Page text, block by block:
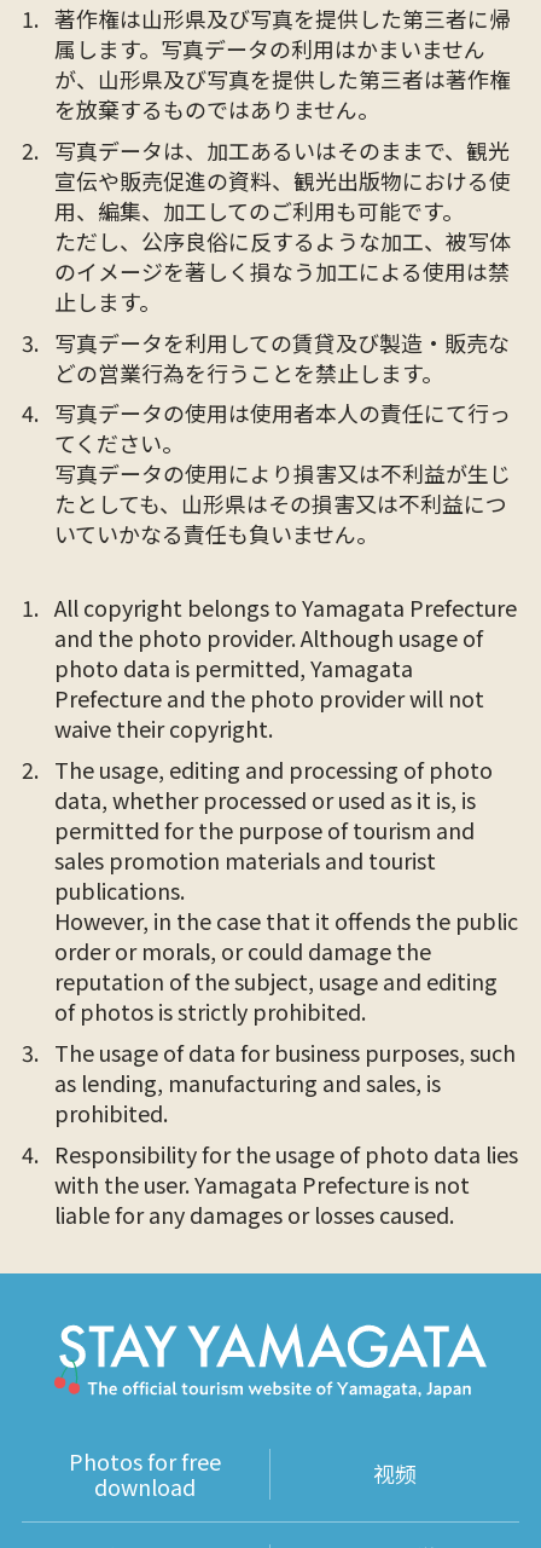
著作権は山形県及び写真を提供した第三者に帰
属します。写真データの利用はかまいません
が、山形県及び写真を提供した第三者は著作権
を放棄するものではありません。
写真データは、加工あるいはそのままで、観光
宣伝や販売促進の資料、観光出版物における使
用、編集、加工してのご利用も可能です。
ただし、公序良俗に反するような加工、被写体
のイメージを著しく損なう加工による使用は禁
止します。
写真データを利用しての賃貸及び製造・販売な
どの営業行為を行うことを禁止します。
写真データの使用は使用者本人の責任にて行っ
てください。
写真データの使用により損害又は不利益が生じ
たとしても、山形県はその損害又は不利益につ
いていかなる責任も負いません。
All copyright belongs to Yamagata Prefecture
and the photo provider. Although usage of
photo data is permitted, Yamagata
Prefecture and the photo provider will not
waive their copyright.
The usage, editing and processing of photo
data, whether processed or used as it is, is
permitted for the purpose of tourism and
sales promotion materials and tourist
publications.
However, in the case that it offends the public
order or morals, or could damage the
reputation of the subject, usage and editing
of photos is strictly prohibited.
The usage of data for business purposes, such
as lending, manufacturing and sales, is
prohibited.
Responsibility for the usage of photo data lies
with the user. Yamagata Prefecture is not
liable for any damages or losses caused.
Photos for free
download
视频